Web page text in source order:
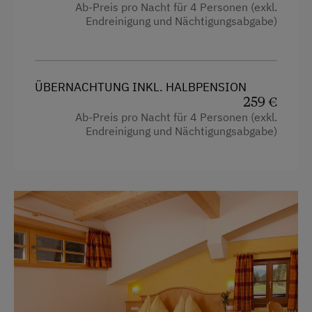
Wellnessangebote
Sauna
Wandern
Geführte Wanderungen
Badeurlaub
Am Schwimmteich
Kaffeemaschine
Handtücher
Safe
Gitterbett
Heizung
Ab-Preis pro Nacht für 4 Personen (exkl.
Endreinigung und Nächtigungsabgabe)
ÜBERNACHTUNG INKL. HALBPENSION
259 €
Ab-Preis pro Nacht für 4 Personen (exkl.
Endreinigung und Nächtigungsabgabe)